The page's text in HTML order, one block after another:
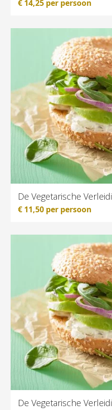
€ 14,25 per persoon
De Vegetarische
€ 11,50 per persoon
De Vegetarische